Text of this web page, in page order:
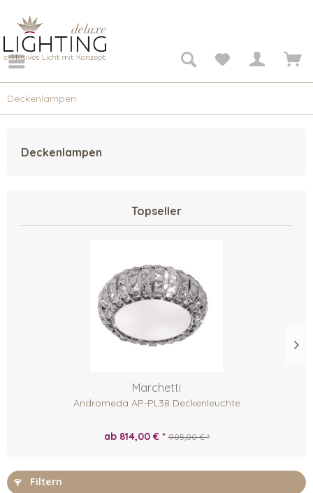
Deckenlampen
Deckenlampen
Topseller
Marchetti
Andromeda AP-PL38 Deckenleuchte
ab 814,00 € * 905,00 € *
Filtern